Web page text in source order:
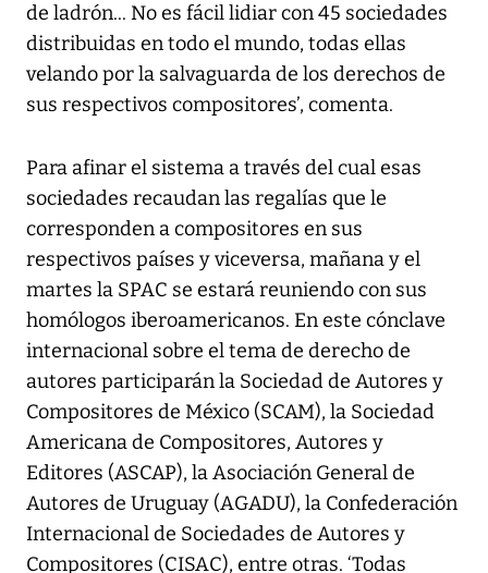
de ladrón... No es fácil lidiar con 45 sociedades
distribuidas en todo el mundo, todas ellas
velando por la salvaguarda de los derechos de
sus respectivos compositores’, comenta.
Para afinar el sistema a través del cual esas
sociedades recaudan las regalías que le
corresponden a compositores en sus
respectivos países y viceversa, mañana y el
martes la SPAC se estará reuniendo con sus
homólogos iberoamericanos. En este cónclave
internacional sobre el tema de derecho de
autores participarán la Sociedad de Autores y
Compositores de México (SCAM), la Sociedad
Americana de Compositores, Autores y
Editores (ASCAP), la Asociación General de
Autores de Uruguay (AGADU), la Confederación
Internacional de Sociedades de Autores y
Compositores (CISAC), entre otras. ‘Todas